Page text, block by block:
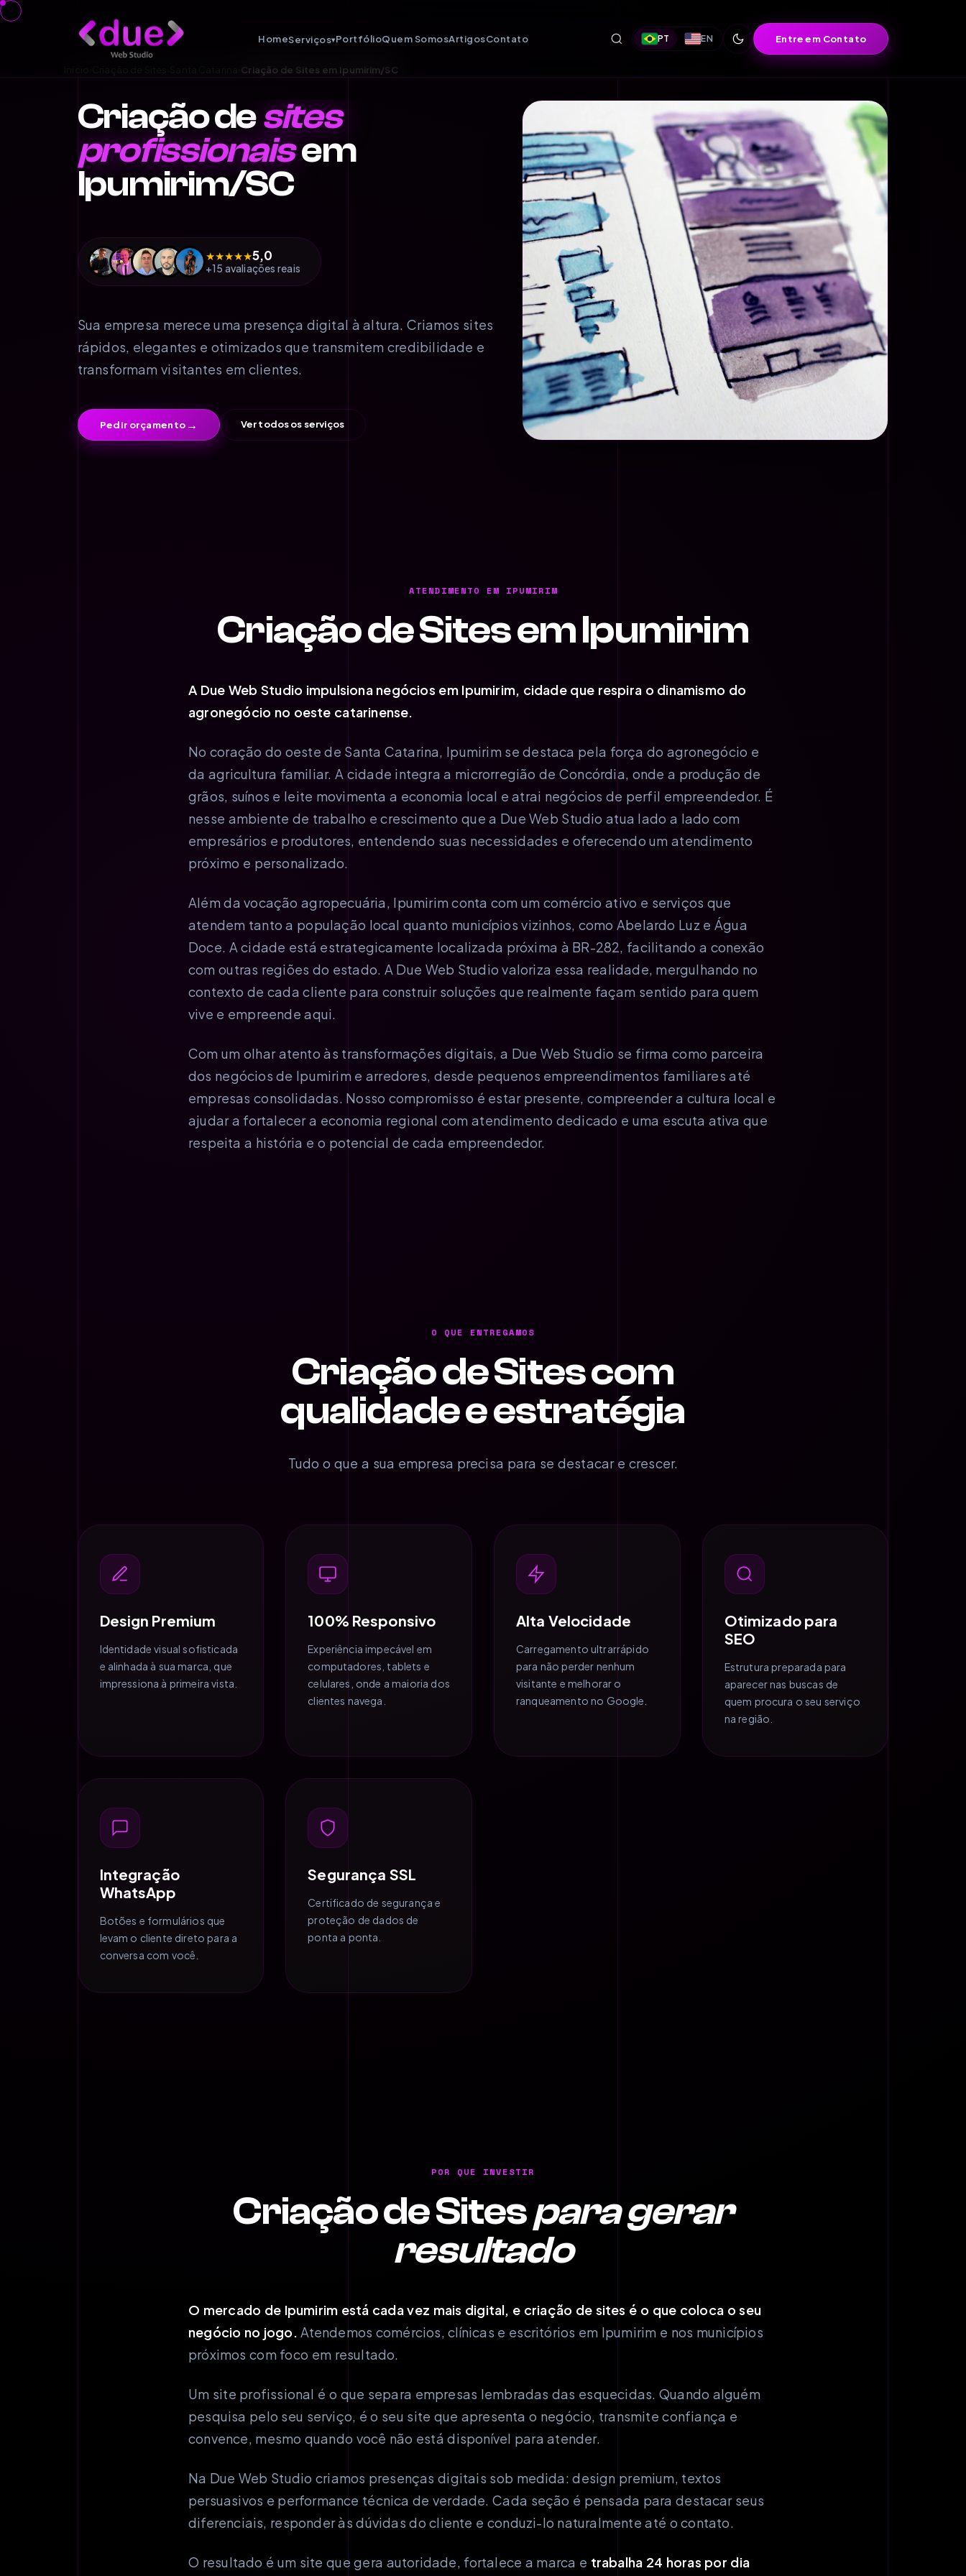
HomeServiços▾PortfólioQuem SomosArtigosContato PT EN Entre em Contato
Criação de Sites em Ipumirim/SC
Criação desites
profissionaisem
Ipumirim/SC
★★★★★5,0
+15 avaliações reais
Sua empresa merece uma presença digital à altura. Criamos sites
rápidos, elegantes e otimizados que transmitem credibilidade e
transformam visitantes em clientes.
Pedir orçamento → Ver todos os serviços
ATENDIMENTO EM IPUMIRIM
Criação de Sites em Ipumirim
A Due Web Studio impulsiona negócios em Ipumirim, cidade que respira o dinamismo do
agronegócio no oeste catarinense.
No coração do oeste de Santa Catarina, Ipumirim se destaca pela força do agronegócio e
da agricultura familiar. A cidade integra a microrregião de Concórdia, onde a produção de
grãos, suínos e leite movimenta a economia local e atrai negócios de perfil empreendedor. É
nesse ambiente de trabalho e crescimento que a Due Web Studio atua lado a lado com
empresários e produtores, entendendo suas necessidades e oferecendo um atendimento
próximo e personalizado.
Além da vocação agropecuária, Ipumirim conta com um comércio ativo e serviços que
atendem tanto a população local quanto municípios vizinhos, como Abelardo Luz e Água
Doce. A cidade está estrategicamente localizada próxima à BR-282, facilitando a conexão
com outras regiões do estado. A Due Web Studio valoriza essa realidade, mergulhando no
contexto de cada cliente para construir soluções que realmente façam sentido para quem
vive e empreende aqui.
Com um olhar atento às transformações digitais, a Due Web Studio se firma como parceira
dos negócios de Ipumirim e arredores, desde pequenos empreendimentos familiares até
empresas consolidadas. Nosso compromisso é estar presente, compreender a cultura local e
ajudar a fortalecer a economia regional com atendimento dedicado e uma escuta ativa que
respeita a história e o potencial de cada empreendedor.
O QUE ENTREGAMOS
Criação de Sites com
qualidade e estratégia
Tudo o que a sua empresa precisa para se destacar e crescer.
Design Premium
Identidade visual sofisticada
e alinhada à sua marca, que
impressiona à primeira vista.
100% Responsivo
Experiência impecável em
computadores, tablets e
celulares, onde a maioria dos
clientes navega.
Alta Velocidade
Carregamento ultrarrápido
para não perder nenhum
visitante e melhorar o
ranqueamento no Google.
Otimizado para
SEO
Estrutura preparada para
aparecer nas buscas de
quem procura o seu serviço
na região.
Integração
WhatsApp
Botões e formulários que
levam o cliente direto para a
conversa com você.
Segurança SSL
Certificado de segurança e
proteção de dados de
ponta a ponta.
POR QUE INVESTIR
Criação de Sitespara gerar
resultado
O mercado de Ipumirim está cada vez mais digital, e criação de sites é o que coloca o seu
negócio no jogo. Atendemos comércios, clínicas e escritórios em Ipumirim e nos municípios
próximos com foco em resultado.
Um site profissional é o que separa empresas lembradas das esquecidas. Quando alguém
pesquisa pelo seu serviço, é o seu site que apresenta o negócio, transmite confiança e
convence, mesmo quando você não está disponível para atender.
Na Due Web Studio criamos presenças digitais sob medida: design premium, textos
persuasivos e performance técnica de verdade. Cada seção é pensada para destacar seus
diferenciais, responder às dúvidas do cliente e conduzi-lo naturalmente até o contato.
O resultado é um site que gera autoridade, fortalece a marca e trabalha 24 horas por dia